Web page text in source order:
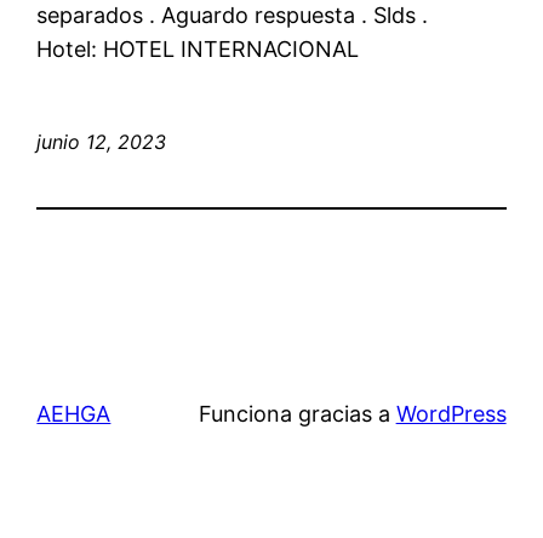
separados . Aguardo respuesta . Slds .
Hotel: HOTEL INTERNACIONAL
junio 12, 2023
AEHGA Funciona gracias a WordPress